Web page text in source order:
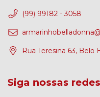
(99) 99182 - 3058
Rua Teresina 63, Belo
Siga nossas